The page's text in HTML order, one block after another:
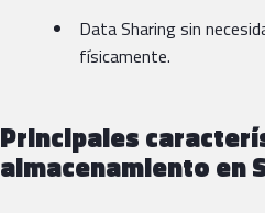
Data Sharing sin
físicamente.
Principales
almacenamiento en